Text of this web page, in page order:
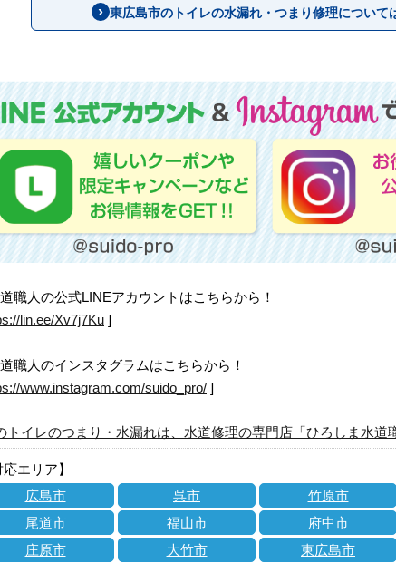
東広島市のトイレの水漏れ・つまり修理について
職人の公式LINEアカウントはこちらから！
lin.ee/Xv7j7Ku ]
職人のインスタグラムはこちらから！
www.instagram.com/suido_pro/ ]
トイレのつまり・水漏れは、水道修理の専門店「ひろしま水道
応エリア】
広島市
呉市 竹原市
尾道市
福山市 府中市
庄原市
大竹市 東広島市